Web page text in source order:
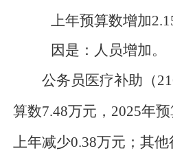
上年预算数增加
因是： 人员增加。
公务员医疗补助（
算数7.48万元， 2025年
上年减少0.38万元 ；其